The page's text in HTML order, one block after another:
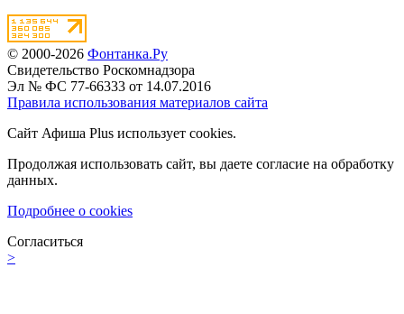
© 2000-2026 Фонтанка.Ру
Свидетельство Роскомнадзора
Эл № ФС 77-66333 от 14.07.2016
Правила использования материалов сайта
Сайт Афиша Plus использует cookies.
Продолжая использовать сайт, вы даете согласие на обработку
данных.
Подробнее о cookies
Согласиться
>